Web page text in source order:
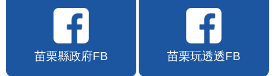
苗栗縣政府FB 苗栗玩透透FB